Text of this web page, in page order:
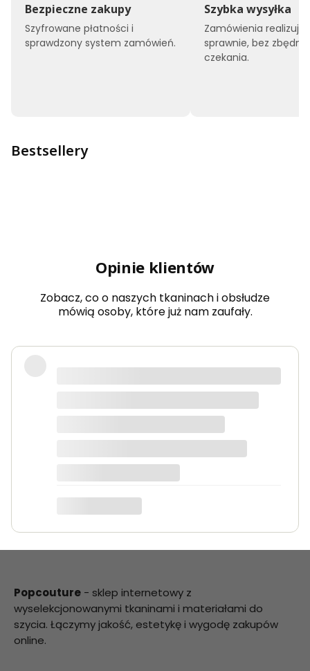
Bezpieczne zakupy
Szyfrowane płatności i
sprawdzony system zamówień.
Szybka wysyłka
Zamówienia
sprawnie, bez
czekania.
Bestsellery
Opinie klientów
Zobacz, co o naszych tkaninach i obsłudze
mówią osoby, które już nam zaufały.
Bardzo dobra jakość tkanin, kolory
dokładnie takie jak na zdjęciach.
Zamówienie przyszło szybko i było
Anna K.
Popcouture - sklep internetowy z
wyselekcjonowanymi tkaninami i materiałami do
szycia. Łączymy jakość, estetykę i wygodę zakupów
online.